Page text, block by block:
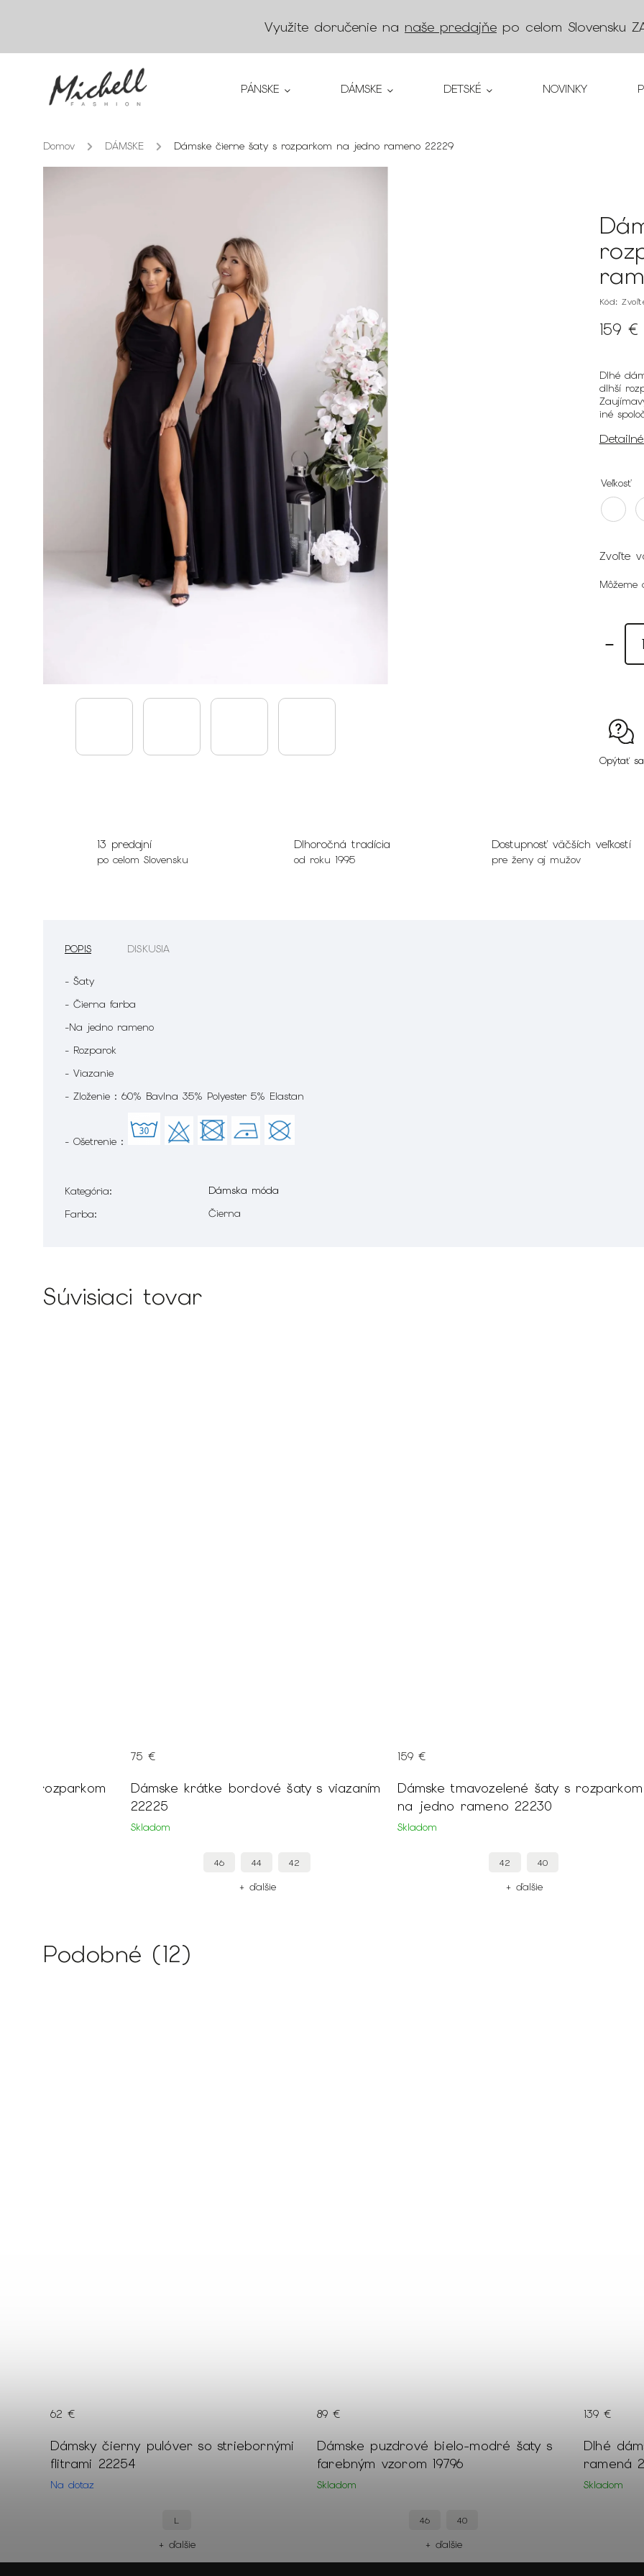
Využite doručenie na naše predajňe po celom Slovensku
PÁNSKE DÁMSKE DETSKÉ NOVINKY
Domov / DÁMSKE / Dámske čierne šaty s rozparkom na jedno rameno 22229
Kód:
159 €
Dlhé
dlhší
iné
Veľkosť
Zvoľte
Môžeme
Opýtať sa
13 predajní
po celom Slovensku
Dlhoročná tradícia
od roku 1995
Dostupnosť väčších veľkostí
pre ženy aj mužov
POPIS DISKUSIA
- Šaty
- Čierna farba
-Na jedno rameno
- Rozparok
- Viazanie
- Zloženie : 60% Bavlna 35% Polyester 5% Elastan
- Ošetrenie :
Kategória:
Dámska móda
Farba: Čierna
Súvisiaci tovar
s rozparkom
Dámske krátke bordové šaty s viazaním
22225
Skladom
75 €
46 44 42
+ ďalšie
Dámske tmavozelené šaty s rozparkom
na jedno rameno 22230
Skladom
159 €
42 40
+ ďalšie
Podobné (12)
Dámsky čierny pulóver so striebornými
flitrami 22254
Na dotaz
62 €
L
+ ďalšie
Dámske puzdrové bielo-modré šaty s
farebným vzorom 19796
Skladom
89 €
46 40
+ ďalšie
Dlhé
ramená
Skladom
139 €